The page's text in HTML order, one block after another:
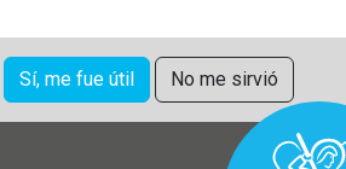
Sí, me fue útil No me sirvió